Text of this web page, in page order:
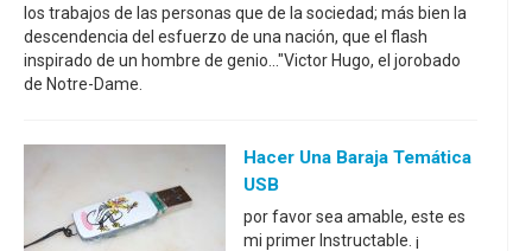
los trabajos de las personas que de la sociedad; más bien la
descendencia del esfuerzo de una nación, que el flash
inspirado de un hombre de genio..."Victor Hugo, el jorobado
de Notre-Dame.
Hacer Una Baraja Temática
USB
por favor sea amable, este es
mi primer Instructable. ¡